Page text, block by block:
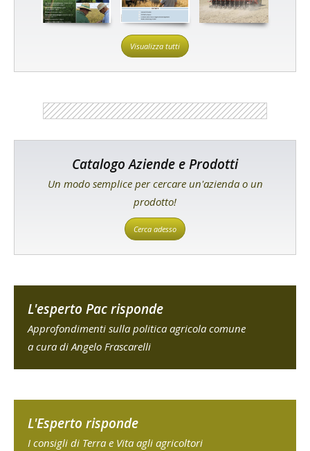
Visualizza tutti
Catalogo Aziende e Prodotti
Un modo semplice per cercare un'azienda o un
prodotto!
Cerca adesso
L'esperto Pac risponde
Approfondimenti sulla politica agricola comune
a cura di Angelo Frascarelli
L'Esperto risponde
I consigli di Terra e Vita agli agricoltori